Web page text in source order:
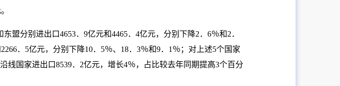
盟分别进出口4653．9亿元和4465．4亿元，分别下降2．6％和2．
．5亿元，分别下降10．5％、18．3％和9．1％；对上述5个国家
线国家进出口8539．2亿元，增长4％，占比较去年同期提高3个百分